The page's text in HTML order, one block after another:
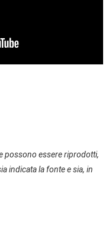
possono essere riprodotti,
indicata la fonte e sia, in